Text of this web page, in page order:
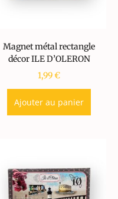
Magnet métal rectangle
décor ILE D’OLERON
1,99€
Ajouter au panier